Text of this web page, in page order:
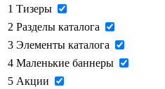
1 Тизеры
2 Разделы каталога
3 Элементы каталога
4 Маленькие баннеры
5 Акции